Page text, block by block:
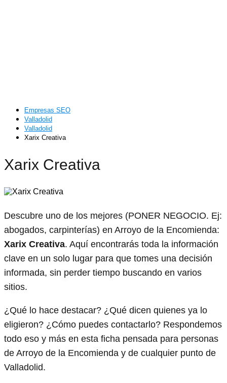
Empresas SEO
Valladolid
Valladolid
Xarix Creativa
Xarix Creativa
Descubre uno de los mejores (PONER NEGOCIO. Ej:
abogados, carpinterías) en Arroyo de la Encomienda:
Xarix Creativa. Aquí encontrarás toda la información
clave en un solo lugar para que tomes una decisión
informada, sin perder tiempo buscando en varios
sitios.
¿Qué lo hace destacar? ¿Qué dicen quienes ya lo
eligieron? ¿Cómo puedes contactarlo? Respondemos
todo eso y más en esta ficha pensada para personas
de Arroyo de la Encomienda y de cualquier punto de
Valladolid.